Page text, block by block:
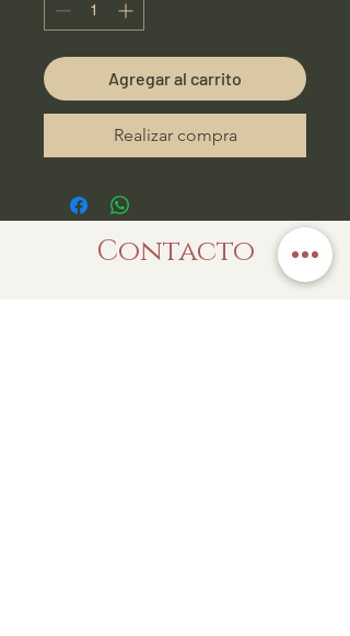
Agregar al carrito
Realizar compra
Contacto